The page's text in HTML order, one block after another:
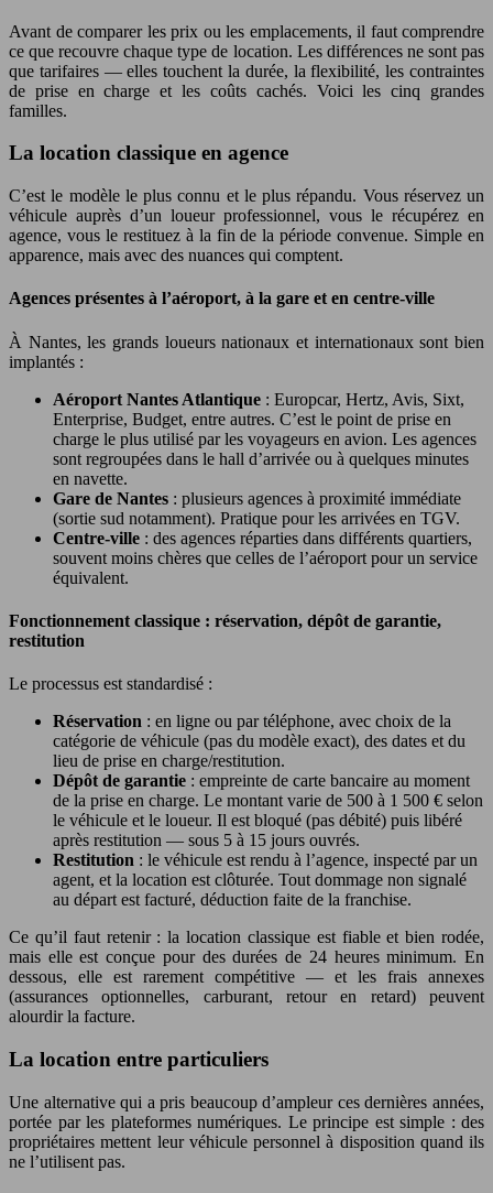
Avant de comparer les prix ou les emplacements, il faut comprendre
ce que recouvre chaque type de location. Les différences ne sont pas
que tarifaires — elles touchent la durée, la flexibilité, les contraintes
de prise en charge et les coûts cachés. Voici les cinq grandes
familles.
La location classique en agence
C’est le modèle le plus connu et le plus répandu. Vous réservez un
véhicule auprès d’un loueur professionnel, vous le récupérez en
agence, vous le restituez à la fin de la période convenue. Simple en
apparence, mais avec des nuances qui comptent.
Agences présentes à l’aéroport, à la gare et en centre-ville
À Nantes, les grands loueurs nationaux et internationaux sont bien
implantés :
Aéroport Nantes Atlantique : Europcar, Hertz, Avis, Sixt,
Enterprise, Budget, entre autres. C’est le point de prise en
charge le plus utilisé par les voyageurs en avion. Les agences
sont regroupées dans le hall d’arrivée ou à quelques minutes
en navette.
Gare de Nantes : plusieurs agences à proximité immédiate
(sortie sud notamment). Pratique pour les arrivées en TGV.
Centre-ville : des agences réparties dans différents quartiers,
souvent moins chères que celles de l’aéroport pour un service
équivalent.
Fonctionnement classique : réservation, dépôt de garantie,
restitution
Le processus est standardisé :
Réservation : en ligne ou par téléphone, avec choix de la
catégorie de véhicule (pas du modèle exact), des dates et du
lieu de prise en charge/restitution.
Dépôt de garantie : empreinte de carte bancaire au moment
de la prise en charge. Le montant varie de 500 à 1 500 € selon
le véhicule et le loueur. Il est bloqué (pas débité) puis libéré
après restitution — sous 5 à 15 jours ouvrés.
Restitution : le véhicule est rendu à l’agence, inspecté par un
agent, et la location est clôturée. Tout dommage non signalé
au départ est facturé, déduction faite de la franchise.
Ce qu’il faut retenir : la location classique est fiable et bien rodée,
mais elle est conçue pour des durées de 24 heures minimum. En
dessous, elle est rarement compétitive — et les frais annexes
(assurances optionnelles, carburant, retour en retard) peuvent
alourdir la facture.
La location entre particuliers
Une alternative qui a pris beaucoup d’ampleur ces dernières années,
portée par les plateformes numériques. Le principe est simple : des
propriétaires mettent leur véhicule personnel à disposition quand ils
ne l’utilisent pas.